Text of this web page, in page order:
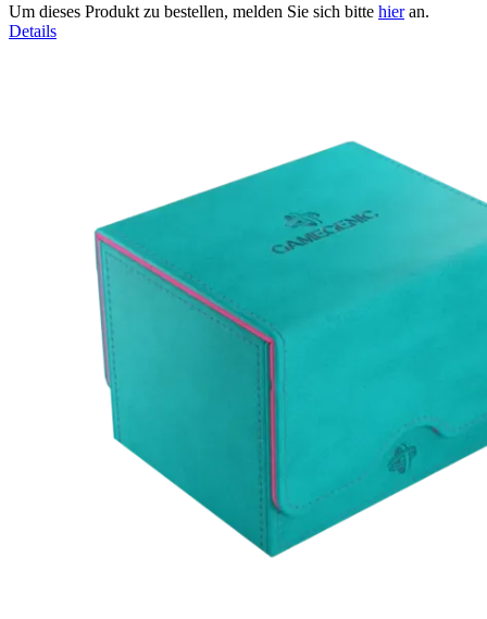
Um dieses Produkt zu bestellen, melden Sie sich bitte hieran.
Details